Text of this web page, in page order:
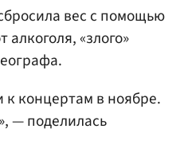
вес с помощью
алкоголя, «злого»
концертам в ноябре.
— поделилась